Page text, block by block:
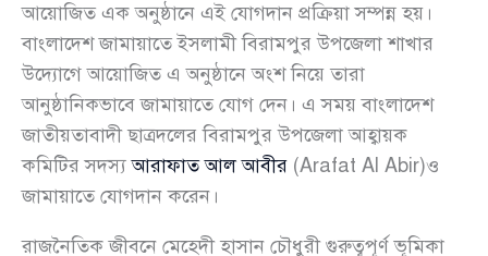
আয়োজিত এক অনুষ্ঠানে এই যোগদান প্রক্রিয়া সম্পন্ন হয়।
বাংলাদেশ জামায়াতে ইসলামী বিরামপুর উপজেলা শাখার
উদ্যোগে আয়োজিত এ অনুষ্ঠানে অংশ নিয়ে তারা
আনুষ্ঠানিকভাবে জামায়াতে যোগ দেন। এ সময় বাংলাদেশ
জাতীয়তাবাদী ছাত্রদলের বিরামপুর উপজেলা আহ্বায়ক
কমিটির সদস্যআরাফাত আল আবীর (Arafat Al Abir)ও
জামায়াতে যোগদান করেন।
রাজনৈতিক জীবনে মেহেদী হাসান চৌধুরী গুরুত্বপূর্ণ ভূমিকা